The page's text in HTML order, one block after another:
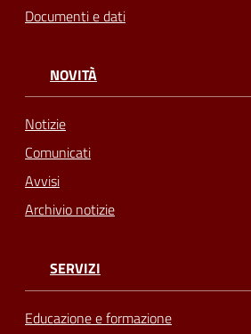
Documenti e dati
NOVITÀ
Notizie
Comunicati
Avvisi
Archivio notizie
SERVIZI
Educazione e formazione